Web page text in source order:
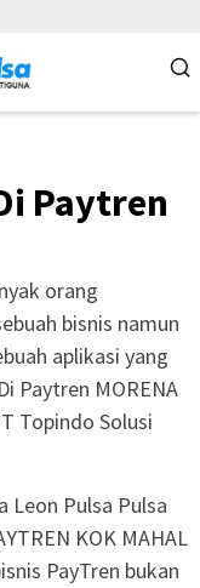
Paytren
orang
bisnis namun
aplikasi yang
Paytren MORENA
Topindo Solusi
Leon Pulsa Pulsa
KOK MAHAL
PayTren bukan